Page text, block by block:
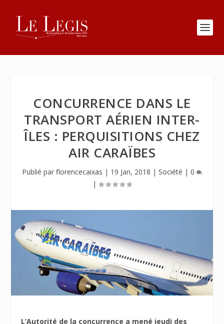
CONCURRENCE DANS LE
TRANSPORT AÉRIEN INTER-
ÎLES : PERQUISITIONS CHEZ
AIR CARAÏBES
Publié par florencecaixas | 19 Jan, 2018 | Société | 0
|
L’Autorité de la concurrence a mené jeudi des